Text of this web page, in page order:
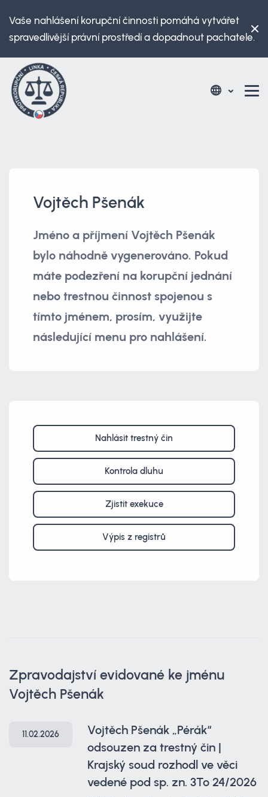
Vaše nahlášení korupční činnosti pomáhá vytvářet
spravedlivější právní prostředí a dopadnout pachatele.
Vojtěch Pšenák
Jméno a příjmení Vojtěch Pšenák
bylo náhodně vygenerováno. Pokud
máte podezření na korupční jednání
nebo trestnou činnost spojenou s
tímto jménem, prosím, využijte
následující menu pro nahlášení.
Nahlásit trestný čin
Kontrola dluhu
Zjistit exekuce
Výpis z registrů
Zpravodajství evidované ke jménu
Vojtěch Pšenák
11.02.2026
Vojtěch Pšenák „Pérák“
odsouzen za trestný čin |
Krajský soud rozhodl ve věci
vedené pod sp. zn. 3To 24/2026